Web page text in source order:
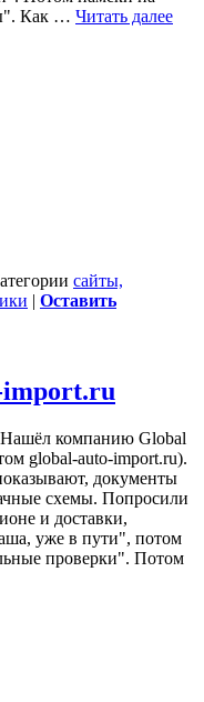
Как … Читать далее
сайты,
| Оставить
компанию Global
global-auto-import.ru).
документы
схемы. Попросили
и доставки,
уже в пути", потом
проверки". Потом